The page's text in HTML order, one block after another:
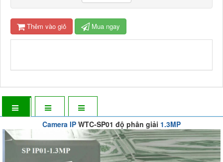
Thêm vào giỏ Mua ngay
Camera IP WTC-SP01 độ phân giải 1.3MP